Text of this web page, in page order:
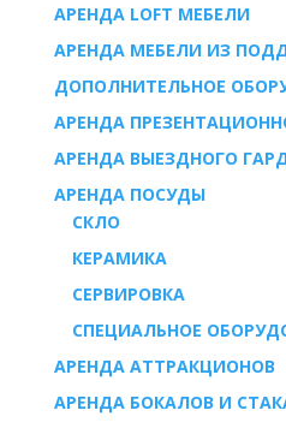
АРЕНДА LOFT МЕБЕЛИ
АРЕНДА МЕБЕЛИ ИЗ
ДОПОЛНИТЕЛЬНОЕ
АРЕНДА
АРЕНДА ВЫЕЗДНОГО
AРЕНДА ПОСУДЫ
СКЛО
КЕРАМИКА
СЕРВИРОВКА
СПЕЦИАЛЬНОЕ
АРЕНДА АТТРАКЦИОНОВ
АРЕНДА БОКАЛОВ И